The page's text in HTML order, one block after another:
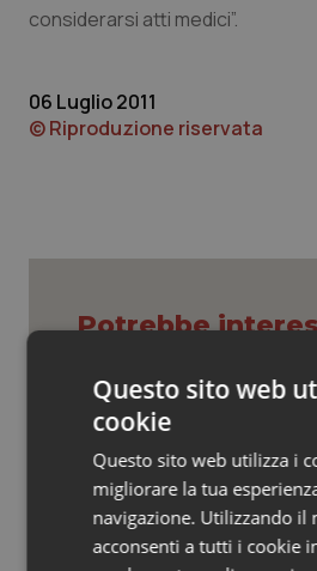
Veneto
Oncoematologia
Quotidiano Oncologia
Quotidiano Pediatria
Rene & patologie
considerarsi atti medici”.
06 Luglio 2011
© Riproduzione riservata
Potrebbe
trasparenza: cosa
e servizi rivolti ai
Caldo, l’ondata
Questo sito web
cookie
Questo sito web utilizza i
migliorare la tua
navigazione. Utilizzando il
acconsenti a tutti i cookie